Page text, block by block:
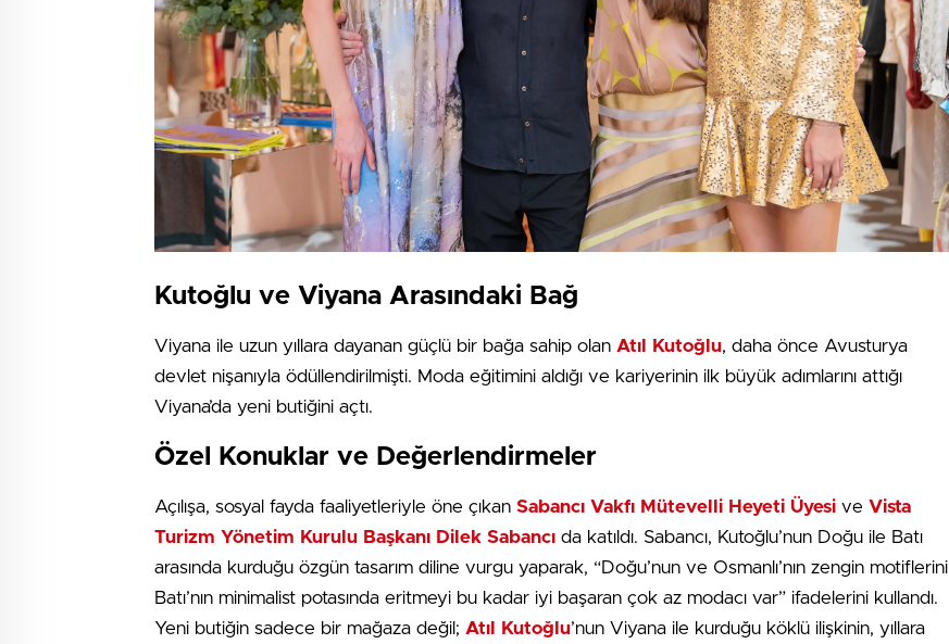
Kutoğlu ve Viyana Arasındaki Bağ
Viyana ile uzun yıllara dayanan güçlü bir bağa sahip olan Atıl Kutoğlu, daha önce Avusturya
devlet nişanıyla ödüllendirilmişti. Moda eğitimini aldığı ve kariyerinin ilk büyük adımlarını attığı
Viyana’da yeni butiğini açtı.
Özel Konuklar ve Değerlendirmeler
Açılışa, sosyal fayda faaliyetleriyle öne çıkan Sabancı Vakfı Mütevelli Heyeti Üyesi ve Vista
Turizm Yönetim Kurulu Başkanı Dilek Sabancı da katıldı. Sabancı, Kutoğlu’nun Doğu ile Batı
arasında kurduğu özgün tasarım diline vurgu yaparak, “Doğu’nun ve Osmanlı’nın zengin motiflerini
Batı’nın minimalist potasında eritmeyi bu kadar iyi başaran çok az modacı var” ifadelerini kullandı.
Yeni butiğin sadece bir mağaza değil; Atıl Kutoğlu’nun Viyana ile kurduğu köklü ilişkinin, yıllara